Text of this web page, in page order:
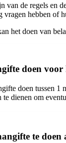
van de regels en
hebben of
het doen van
doen
doen tussen
dienen om
te doen